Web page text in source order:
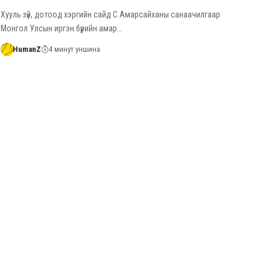
Хууль зүй, дотоод хэргийн сайд С.Амарсайханы санаачилгаар
Монгол Улсын иргэн бүрийн амар…
HumanZ 4 минут уншина